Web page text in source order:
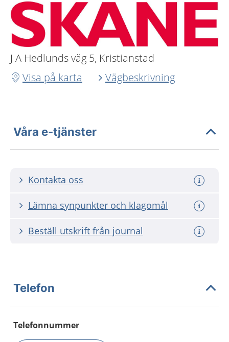
J A Hedlunds väg 5, Kristianstad
Visa på karta
Vägbeskrivning
Våra e-tjänster
Kontakta oss
Lämna synpunkter och klagomål
Beställ utskrift från journal
Telefon
Telefonnummer